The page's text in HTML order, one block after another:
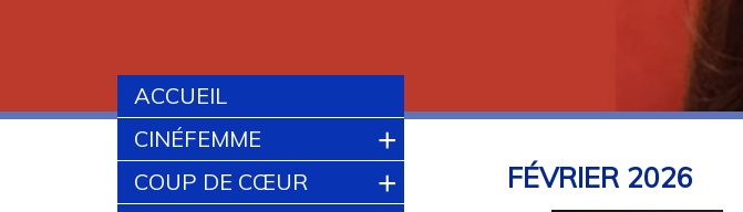
ACCUEIL
CINÉFEMME
+
COUP DE CŒUR + FÉVRIER2026